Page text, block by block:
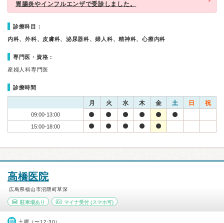
胃腸炎やインフルエンザで受診しました。
診療科目：
内科、外科、皮膚科、泌尿器科、婦人科、精神科、心療内科
専門医・資格：
産婦人科専門医
診療時間
月 火 水 木 金 土 日 祝
09:00-13:00
15:00-18:00
高橋医院
広島県福山市沼隈町草深
駐車場あり マイナ受付(スマホ可)
土曜（〜12:30）